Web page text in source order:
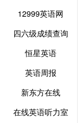
网易公开课
12999英语网
12999英语网
四六级成绩查询
四六级成绩查询
恒星英语
恒星英语
英语周报
英语周报
新东方在线
新东方在线
在线英语听力室